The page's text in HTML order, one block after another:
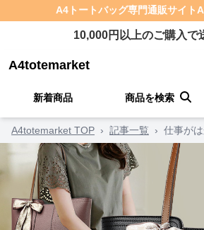
A4トートバッグ専門通販サイト
10,000円以上のご購入で
A4totemarket
新着商品 商品を検索
A4totemarket TOP › 記事一覧 › 仕事が